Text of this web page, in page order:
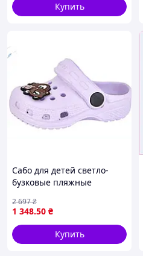
Купить
Сабо для детей светло-
бузковые пляжные
комфортного отдыха на
море
1 348.50 ₴
2 697₴
Купить